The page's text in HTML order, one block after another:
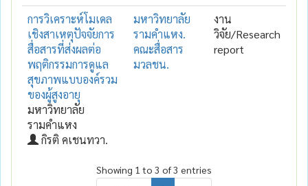
การวิเคราะห์โมเดล
เชิงสาเหตุปัจจัยการ
สื่อสารที่ส่งผลต่อ
พฤติกรรมการดูแล
สุขภาพแบบองค์รวม
ของผู้สูงอายุ
มหาวิทยาลัย
รามคำแหง
กิรติ คเชนทวา.
มหาวิทยาลัย
รามคำแหง.
คณะสื่อสาร
มวลชน.
งาน
วิจัย/Research
report
Showing 1 to 3 of 3 entries